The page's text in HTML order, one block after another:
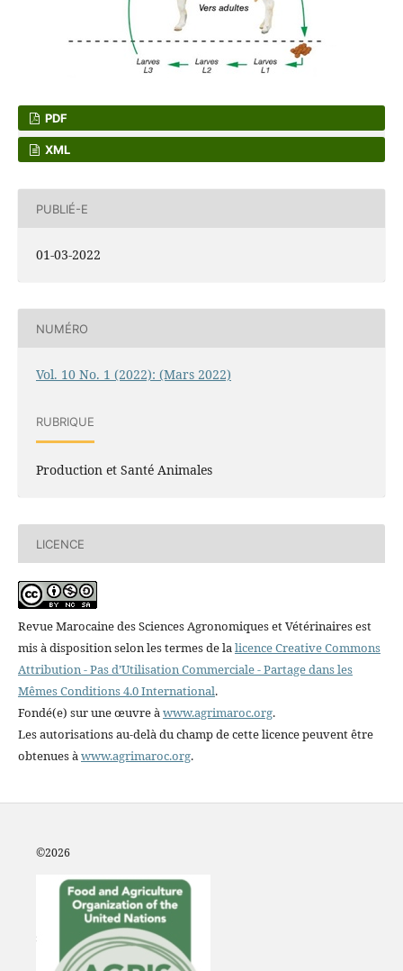
PDF
XML
PUBLIÉ-E
01-03-2022
NUMÉRO
Vol. 10 No. 1 (2022): (Mars 2022)
RUBRIQUE
Production et Santé Animales
LICENCE
Revue Marocaine des Sciences Agronomiques et Vétérinaires est
mis à disposition selon les termes de lalicence Creative Commons
Attribution - Pas d’Utilisation Commerciale - Partage dans les
Mêmes Conditions 4.0 International.
Fondé(e) sur une œuvre àwww.agrimaroc.org.
Les autorisations au-delà du champ de cette licence peuvent être
obtenues àwww.agrimaroc.org.
©2026